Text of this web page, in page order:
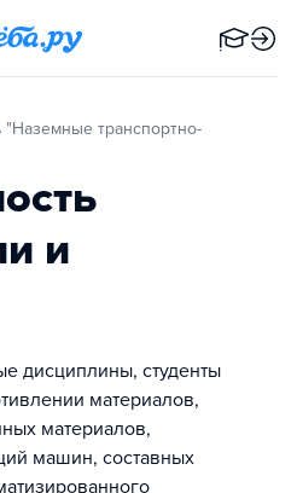
и
дисциплины, студенты
материалов,
материалов,
машин, составных